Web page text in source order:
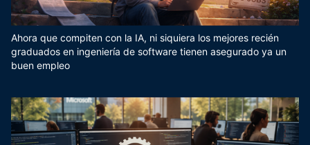
Ahora que compiten con la IA, ni siquiera los mejores recién
graduados en ingeniería de software tienen asegurado ya un
buen empleo